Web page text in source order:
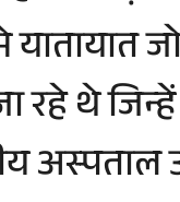
रहे थे
अस्पताल